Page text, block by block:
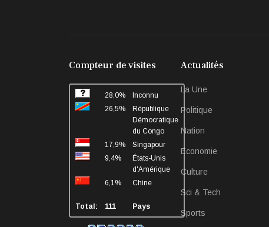
Compteur de visites
28,0%
Inconnu
26,5%
République
Démocratique
du Congo
17,9%
Singapour
9,4%
États-Unis
d'Amérique
6,1%
Chine
Total: 111 Pays
Actualités
La Une
Politique
Nation
Economie
Culture
Sci & Tech
Sports